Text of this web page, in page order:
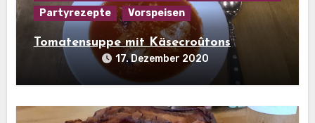
Partyrezepte
Vorspeisen
Tomatensuppe mit Käsecroûtons
17. Dezember 2020